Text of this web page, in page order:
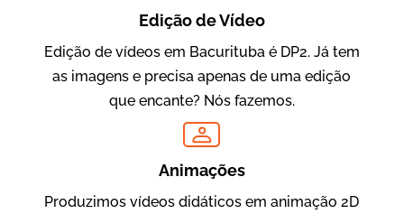
Vídeo Institucional
Edição de Vídeo
Edição de vídeos em Bacurituba é DP2. Já tem
as imagens e precisa apenas de uma edição
que encante? Nós fazemos.
Animações
Produzimos vídeos didáticos em animação 2D